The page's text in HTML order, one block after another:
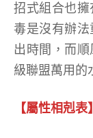
招式組合也
毒是沒有辦
出時間，而
級聯盟萬用的
【屬性相剋表】